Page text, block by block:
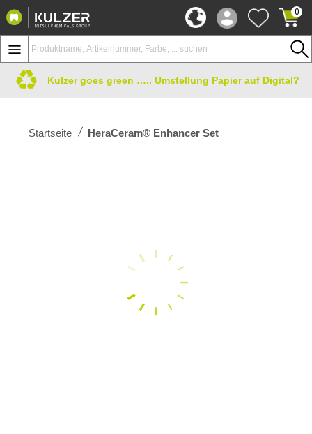
0
Kulzer goes green ….. Umstellung Papier auf Digital?
Startseite HeraCeram® Enhancer Set